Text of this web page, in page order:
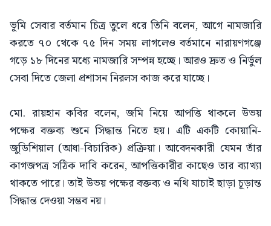
ভূমি সেবার বর্তমান চিত্র তুলে ধরে তিনি বলেন, আগে নামজারি
করতে ৭০ থেকে ৭৫ দিন সময় লাগলেও বর্তমানে নারায়ণগঞ্জে
গড়ে ১৮ দিনের মধ্যে নামজারি সম্পন্ন হচ্ছে। আরও দ্রুত ও নির্ভুল
সেবা দিতে জেলা প্রশাসন নিরলস কাজ করে যাচ্ছে।
মো. রায়হান কবির বলেন, জমি নিয়ে আপত্তি থাকলে উভয়
পক্ষের বক্তব্য শুনে সিদ্ধান্ত নিতে হয়। এটি একটি কোয়ানি-
জুডিশিয়াল (আধা-বিচারিক) প্রক্রিয়া। আবেদনকারী যেমন তাঁর
কাগজপত্র সঠিক দাবি করেন, আপত্তিকারীর কাছেও তার ব্যাখ্যা
থাকতে পারে। তাই উভয় পক্ষের বক্তব্য ও নথি যাচাই ছাড়া চূড়ান্ত
সিদ্ধান্ত দেওয়া সম্ভব নয়।